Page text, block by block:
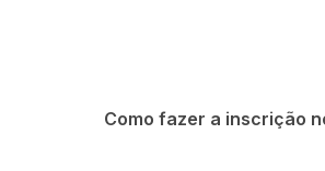
Como fazer a inscrição